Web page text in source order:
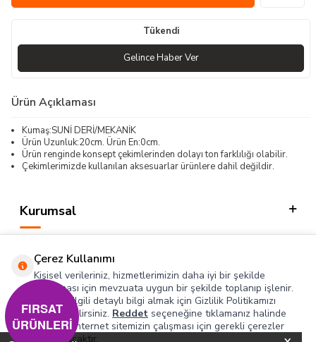
Tükendi
Gelince Haber Ver
Ürün Açıklaması
Kumaş:SUNİ DERİ/MEKANİK
Ürün Uzunluk:20cm. Ürün En:0cm.
Ürün renginde konsept çekimlerinden dolayı ton farklılığı olabilir.
Çekimlerimizde kullanılan aksesuarlar ürünlere dahil değildir.
Kurumsal
Hızlı Erişim
Sosyal
Adres & İletişim
Çerez Kullanımı
Kişisel verileriniz, hizmetlerimizin daha iyi bir şekilde
sunulması için mevzuata uygun bir şekilde toplanıp işlenir.
Konuyla ilgili detaylı bilgi almak için Gizlilik Politikamızı
inceleyebilirsiniz. Reddet seçeneğine tıklamanız halinde
yalnızca internet sitemizin çalışması için gerekli çerezler
kullanılacaktır.
FIRSAT
ÜRÜNLERİ